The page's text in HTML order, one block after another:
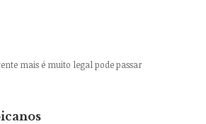
mais é muito legal pode passar